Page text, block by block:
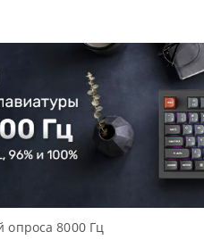
начального уровня,